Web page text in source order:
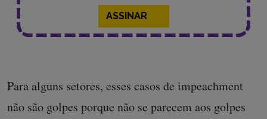
ASSINAR
Para alguns setores, esses casos de impeachment
não são golpes porque não se parecem aos golpes